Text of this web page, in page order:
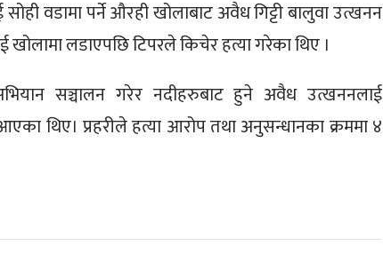
वडामा पर्ने औरही खोलाबाट अवैध गिट्टी बालुवा उत्खनन
लडाएपछि टिपरले किचेर हत्या गरेका थिए ।
सञ्चालन गरेर नदीहरुबाट हुने अवैध उत्खननलाई
थिए। प्रहरीले हत्या आरोप तथा अनुसन्धानका क्रममा ४